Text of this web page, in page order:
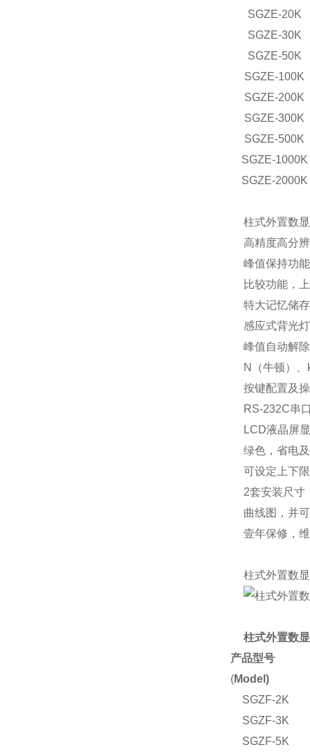
SGZE-20K
SGZE-30K
SGZE-50K
SGZE-100K
SGZE-200K
SGZE-300K
SGZE-500K
SGZE-1000K
SGZE-2000K
柱式外置数
高精度高分
峰值保持功
比较功能，
特大记忆储
感应式背光
峰值自动解
N（牛顿）
按键配置及
RS-232C串
LCD液晶屏
绿色，省电
可设定上下
2套安装尺寸
曲线图，并
壹年保修，
柱式外置数
柱式外置数
产品型号
(Model)
SGZF-2K
SGZF-3K
SGZF-5K